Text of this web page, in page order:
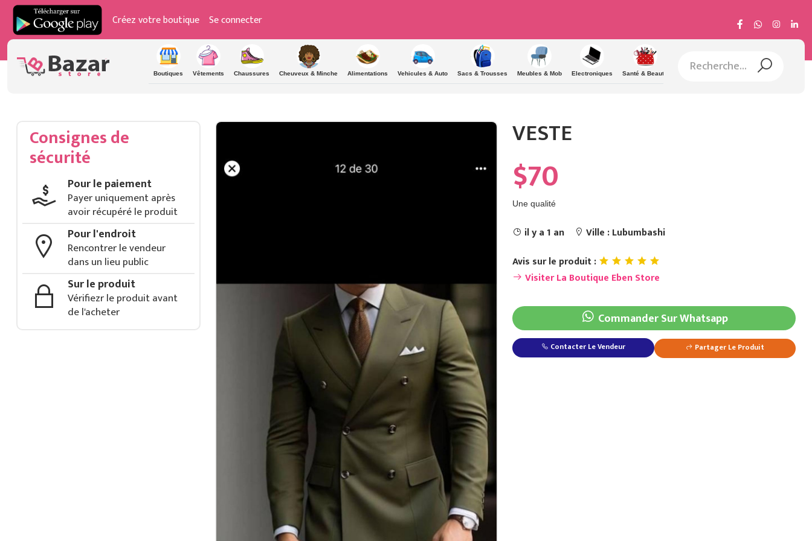
Créez votre boutique Se connecter
Boutiques Vêtements Chaussures Cheuveux & Minche Alimentations Vehicules & Auto Sacs & Trousses Meubles & Mob Electroniques Santé & Beauté Traditionnels
Consignes de
sécurité
Pour le paiement
Payer uniquement après
avoir récupéré le produit
Pour l'endroit
Rencontrer le vendeur
dans un lieu public
Sur le produit
Vérifiezr le produit avant
de l'acheter
VESTE
$70
Une qualité
il y a 1 an
Ville : Lubumbashi
Avis sur le produit :
Visiter La Boutique Eben Store
Commander Sur Whatsapp
Contacter Le Vendeur Partager Le Produit